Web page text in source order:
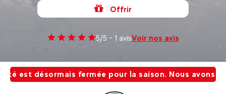
Offrir
5/5 - 1 avisVoir nos avis
est désormais fermée pour la saison. Nous avons